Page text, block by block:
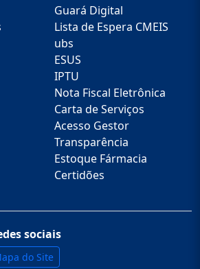
Guará Digital
Lista de Espera CMEIS
ubs
ESUS
IPTU
Nota Fiscal Eletrônica
Carta de Serviços
Acesso Gestor
Transparência
Estoque Fármacia
Certidões
sociais
do Site